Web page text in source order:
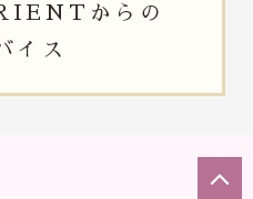
からの
イス